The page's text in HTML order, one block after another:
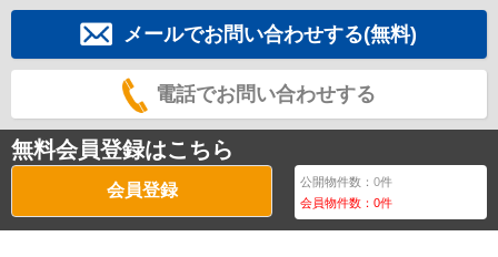
メールでお問い合わせする(無料)
電話でお問い合わせする
無料会員登録はこちら
会員登録 公開物件数：0件
会員物件数：0件